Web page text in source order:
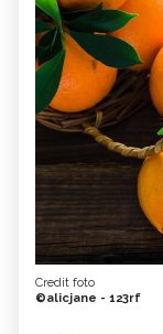
Credit foto
©alicjane - 123rf